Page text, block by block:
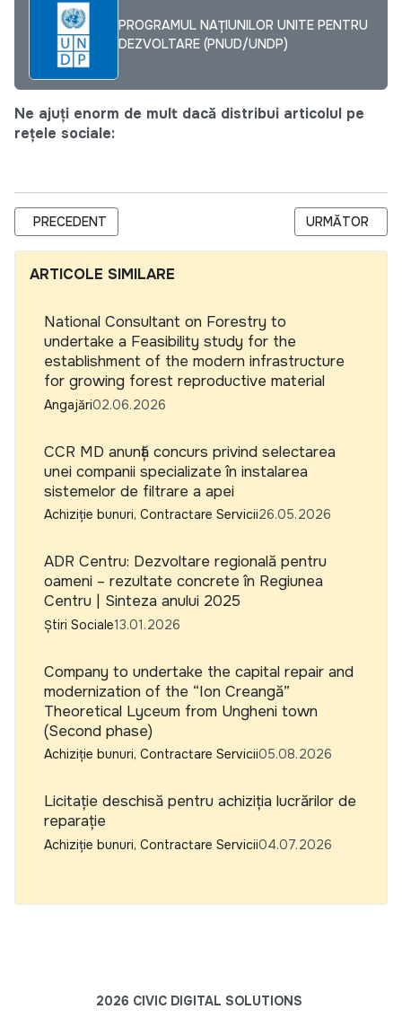
PROGRAMUL NAȚIUNILOR UNITE PENTRU
DEZVOLTARE (PNUD/UNDP)
Ne ajuți enorm de mult dacă distribui articolul pe
rețele sociale:
ARTICOL PRECEDENT: ANALIZA CPD: FEMEILE DIN
PRECEDENT ARTICOLUL
URMĂTOR
ARTICOLE SIMILARE
National Consultant on Forestry to
undertake a Feasibility study for the
establishment of the modern infrastructure
for growing forest reproductive material
Angajări02.06.2026
CCR MD anunță concurs privind selectarea
unei companii specializate în instalarea
sistemelor de filtrare a apei
Achiziție bunuri, Contractare Servicii26.05.2026
ADR Centru: Dezvoltare regională pentru
oameni – rezultate concrete în Regiunea
Centru | Sinteza anului 2025
Știri Sociale13.01.2026
Company to undertake the capital repair and
modernization of the “Ion Creangă”
Theoretical Lyceum from Ungheni town
(Second phase)
Achiziție bunuri, Contractare Servicii05.08.2026
Licitație deschisă pentru achiziția lucrărilor de
reparație
Achiziție bunuri, Contractare Servicii04.07.2026
2026 CIVIC DIGITAL SOLUTIONS